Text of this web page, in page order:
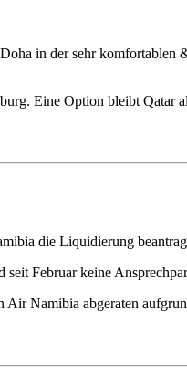
in der sehr
Eine Option bleibt
die Liquidierung
Februar keine
Namibia abgeraten